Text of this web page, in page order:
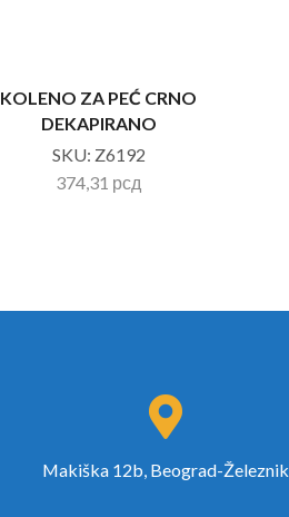
KOLENO ZA PEĆ CRNO
DEKAPIRANO
SKU: Z6192
374,31 рсд
Makiška 12b, Beograd-Železnik